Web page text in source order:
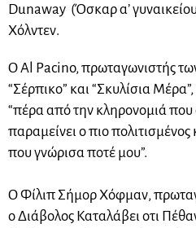
Dunaway (Όσκαρ α’
Χόλντεν.
Ο Al Pacino, πρωταγωνιστής
“Σέρπικο” και “Σκυλίσια
“πέρα από την κληρονομιά
παραμείνει ο πιο
που γνώρισα ποτέ μου”.
Ο Φίλιπ Σήμορ Χόφμαν,
ο Διάβολος Καταλάβει οτι